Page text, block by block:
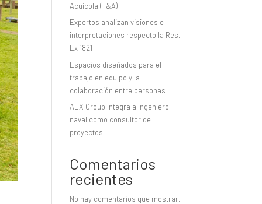
Acuícola (T&A)
Expertos analizan visiones e
interpretaciones respecto la Res.
Ex 1821
Espacios diseñados para el
trabajo en equipo y la
colaboración entre personas
AEX Group integra a ingeniero
naval como consultor de
proyectos
Comentarios
recientes
No hay comentarios que mostrar.